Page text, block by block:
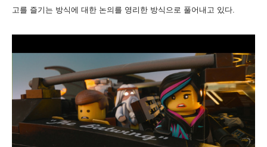
고를 즐기는 방식에 대한 논의를 영리한 방식으로 풀어내고 있다.